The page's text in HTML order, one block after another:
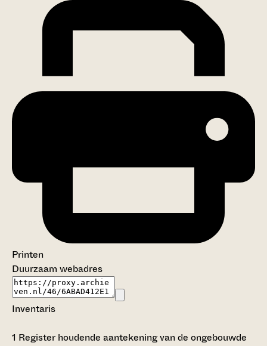
Printen
Duurzaam webadres
Inventaris
1 Register houdende aantekening van de ongebouwde